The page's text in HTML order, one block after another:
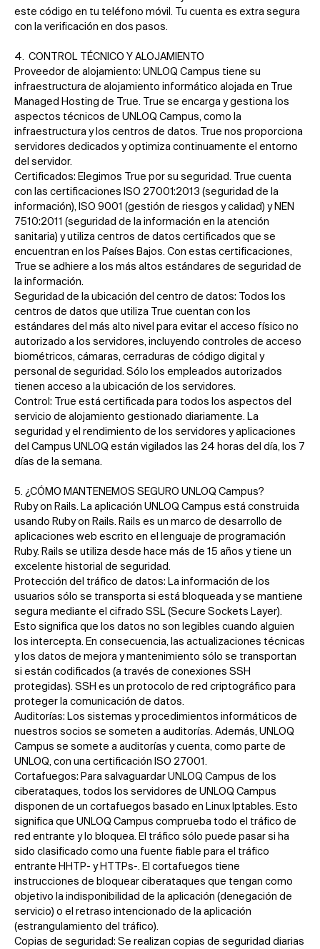
este código en tu teléfono móvil. Tu cuenta es extra segura
con la verificación en dos pasos.
4. CONTROL TÉCNICO Y ALOJAMIENTO
Proveedor de alojamiento: UNLOQ Campus tiene su
infraestructura de alojamiento informático alojada en True
Managed Hosting de True. True se encarga y gestiona los
aspectos técnicos de UNLOQ Campus, como la
infraestructura y los centros de datos. True nos proporciona
servidores dedicados y optimiza continuamente el entorno
del servidor.
Certificados: Elegimos True por su seguridad. True cuenta
con las certificaciones ISO 27001:2013 (seguridad de la
información), ISO 9001 (gestión de riesgos y calidad) y NEN
7510:2011 (seguridad de la información en la atención
sanitaria) y utiliza centros de datos certificados que se
encuentran en los Países Bajos. Con estas certificaciones,
True se adhiere a los más altos estándares de seguridad de
la información.
Seguridad de la ubicación del centro de datos: Todos los
centros de datos que utiliza True cuentan con los
estándares del más alto nivel para evitar el acceso físico no
autorizado a los servidores, incluyendo controles de acceso
biométricos, cámaras, cerraduras de código digital y
personal de seguridad. Sólo los empleados autorizados
tienen acceso a la ubicación de los servidores.
Control: True está certificada para todos los aspectos del
servicio de alojamiento gestionado diariamente. La
seguridad y el rendimiento de los servidores y aplicaciones
del Campus UNLOQ están vigilados las 24 horas del día, los 7
días de la semana.
5. ¿CÓMO MANTENEMOS SEGURO UNLOQ Campus?
Ruby on Rails. La aplicación UNLOQ Campus está construida
usando Ruby on Rails. Rails es un marco de desarrollo de
aplicaciones web escrito en el lenguaje de programación
Ruby. Rails se utiliza desde hace más de 15 años y tiene un
excelente historial de seguridad.
Protección del tráfico de datos: La información de los
usuarios sólo se transporta si está bloqueada y se mantiene
segura mediante el cifrado SSL (Secure Sockets Layer).
Esto significa que los datos no son legibles cuando alguien
los intercepta. En consecuencia, las actualizaciones técnicas
y los datos de mejora y mantenimiento sólo se transportan
si están codificados (a través de conexiones SSH
protegidas). SSH es un protocolo de red criptográfico para
proteger la comunicación de datos.
Auditorías: Los sistemas y procedimientos informáticos de
nuestros socios se someten a auditorías. Además, UNLOQ
Campus se somete a auditorías y cuenta, como parte de
UNLOQ, con una certificación ISO 27001.
Cortafuegos: Para salvaguardar UNLOQ Campus de los
ciberataques, todos los servidores de UNLOQ Campus
disponen de un cortafuegos basado en Linux Iptables. Esto
significa que UNLOQ Campus comprueba todo el tráfico de
red entrante y lo bloquea. El tráfico sólo puede pasar si ha
sido clasificado como una fuente fiable para el tráfico
entrante HHTP- y HTTPs-. El cortafuegos tiene
instrucciones de bloquear ciberataques que tengan como
objetivo la indisponibilidad de la aplicación (denegación de
servicio) o el retraso intencionado de la aplicación
(estrangulamiento del tráfico).
Copias de seguridad: Se realizan copias de seguridad diarias